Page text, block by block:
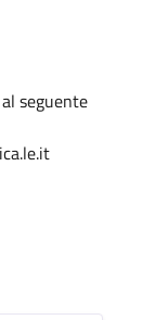
seguente